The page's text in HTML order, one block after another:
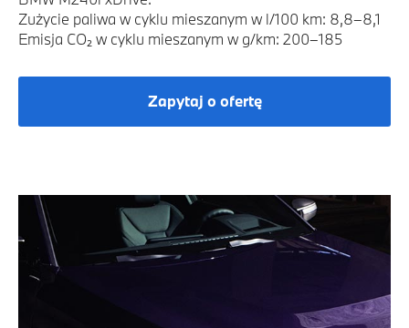
Zużycie paliwa w cyklu mieszanym w l/100 km: 8,8–8,1
Emisja CO₂ w cyklu mieszanym w g/km: 200–185
Zapytaj o ofertę